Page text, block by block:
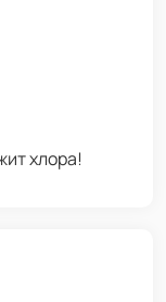
хлора!